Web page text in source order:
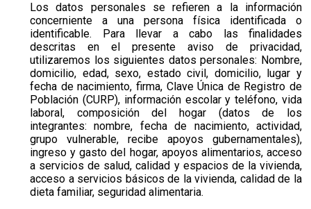
Los datos personales se refieren a la información
concerniente a una persona física identificada o
identificable. Para llevar a cabo las finalidades
descritas en el presente aviso de privacidad,
utilizaremos los siguientes datos personales: Nombre,
domicilio, edad, sexo, estado civil, domicilio, lugar y
fecha de nacimiento, firma, Clave Única de Registro de
Población (CURP), información escolar y teléfono, vida
laboral, composición del hogar (datos de los
integrantes: nombre, fecha de nacimiento, actividad,
grupo vulnerable, recibe apoyos gubernamentales),
ingreso y gasto del hogar, apoyos alimentarios, acceso
a servicios de salud, calidad y espacios de la vivienda,
acceso a servicios básicos de la vivienda, calidad de la
dieta familiar, seguridad alimentaria.